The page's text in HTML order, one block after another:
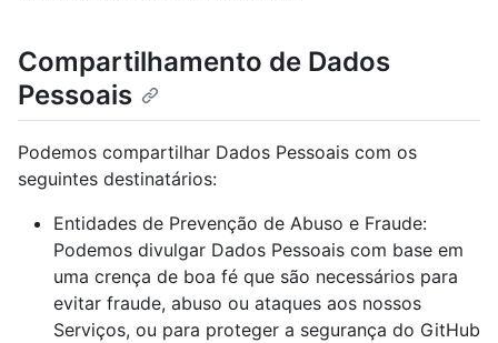
Compartilhamento de Dados
Pessoais
Podemos compartilhar Dados Pessoais com os
seguintes destinatários:
Entidades de Prevenção de Abuso e Fraude:
Podemos divulgar Dados Pessoais com base em
uma crença de boa fé que são necessários para
evitar fraude, abuso ou ataques aos nossos
Serviços, ou para proteger a segurança do GitHub